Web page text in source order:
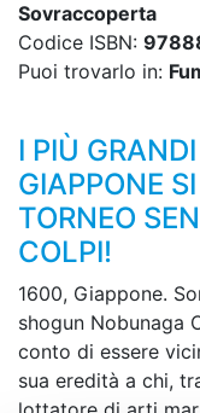
Sovraccoperta
Codice ISBN:
Puoi trovarlo in:
I PIÙ
GIAPPONE
TORNEO
COLPI!
1600, Giappone.
shogun Nobunaga
conto di essere
sua eredità a chi,